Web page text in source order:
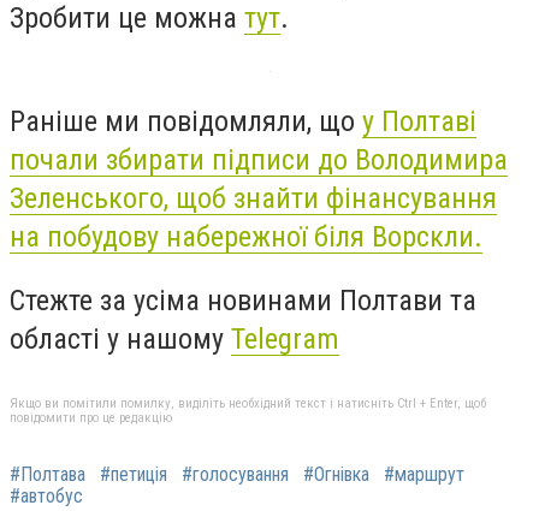
Зробити це можна тут.
Раніше ми повідомляли, що у Полтаві
почали збирати підписи до Володимира
Зеленського, щоб знайти фінансування
на побудову набережної біля Ворскли.
Стежте за усіма новинами Полтави та
області у нашому Telegram
Якщо ви помітили помилку, виділіть необхідний текст і натисніть Ctrl + Enter, щоб
повідомити про це редакцію
#Полтава #петиція #голосування #Огнівка
#маршрут
#автобус